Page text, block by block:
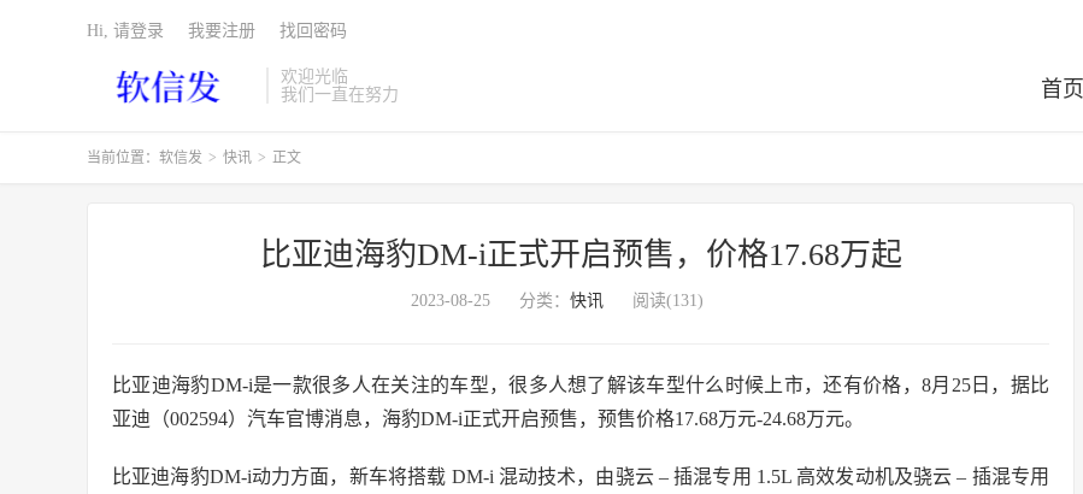
欢迎光临
我们一直在努力
首页
Hi, 请登录 我要注册 找回密码
当前位置： 软信发 > 快讯 > 正文
比亚迪海豹DM-i正式开启预售，价格17.68万起
2023-08-25 分类： 快讯 阅读(131)
比亚迪海豹DM-i是一款很多人在关注的车型，很多人想了解该车型什么时候上市，还有价格，8月25日，据比
亚迪（002594）汽车官博消息，海豹DM-i正式开启预售，预售价格17.68万元-24.68万元。
比亚迪海豹DM-i动力方面，新车将搭载 DM-i 混动技术，由骁云 – 插混专用 1.5L 高效发动机及骁云 – 插混专用